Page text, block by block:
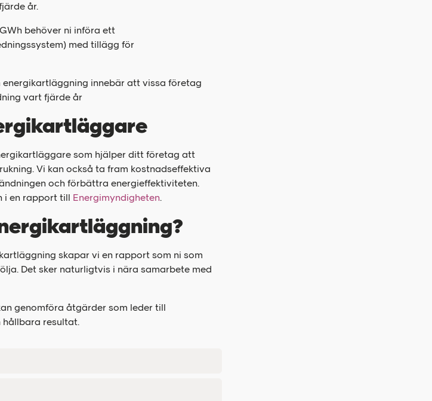
år.
behöver ni införa ett
med tillägg för
energikartläggning innebär att vissa företag
vart fjärde år
som hjälper ditt företag att
Vi kan också ta fram kostnadseffektiva
och förbättra energieffektiviteten.
i en rapport till Energimyndigheten.
skapar vi en rapport som ni som
Det sker naturligtvis i nära samarbete med
genomföra åtgärder som leder till
resultat.